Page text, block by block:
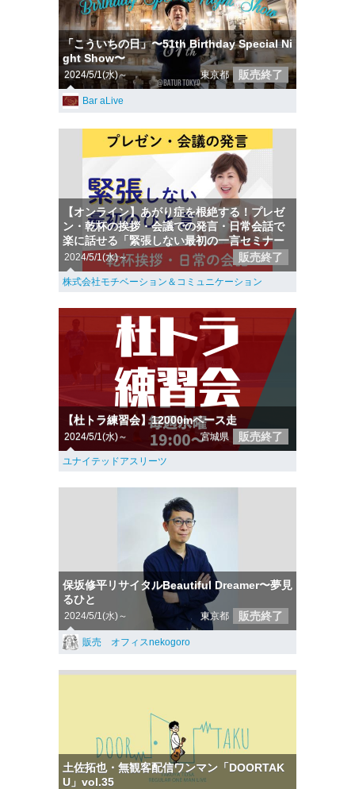
「こういちの日」〜51th Birthday Special Ni
ght Show〜
2024/5/1(水)～ 東京都 販売終了
Bar aLive
【オンライン】あがり症を根絶する！プレゼ
ン・乾杯の挨拶・会議での発言・日常会話で
楽に話せる「緊張しない最初の一言セミナー
2024/5/1(水)～ 販売終了
株式会社モチベーション＆コミュニケーション
【杜トラ練習会】12000mペース走
2024/5/1(水)～ 宮城県 販売終了
ユナイテッドアスリーツ
保坂修平リサイタルBeautiful Dreamer〜夢見
るひと
2024/5/1(水)～ 東京都 販売終了
販売 オフィスnekogoro
土佐拓也・無観客配信ワンマン「DOORTAK
U」vol.35